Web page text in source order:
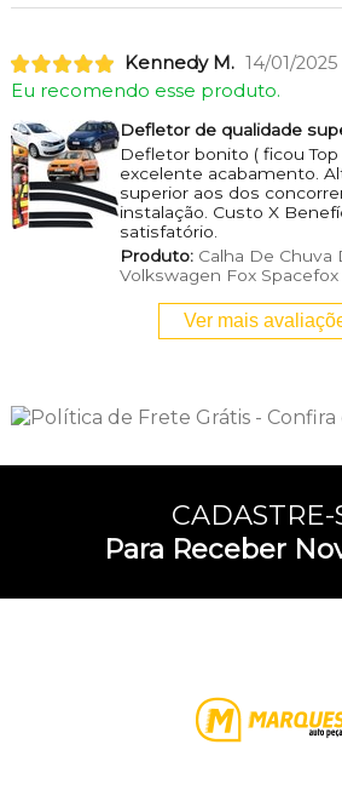
Kennedy M. 14/01/2025
Eu recomendo esse produto.
Defletor de qualidade
Defletor bonito ( ficou Top
excelente acabamento.
superior aos dos
instalação. Custo X
satisfatório.
Produto:Calha De Chuva
Volkswagen Fox
Ver mais
CADASTRE-
Para Receber